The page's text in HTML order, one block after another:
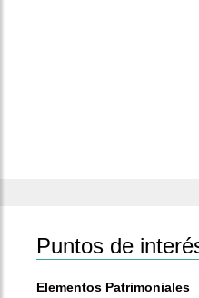
Puntos de
Elementos Patrimoniales